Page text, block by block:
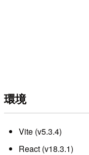
環境
Vite (v5.3.4)
React (v18.3.1)